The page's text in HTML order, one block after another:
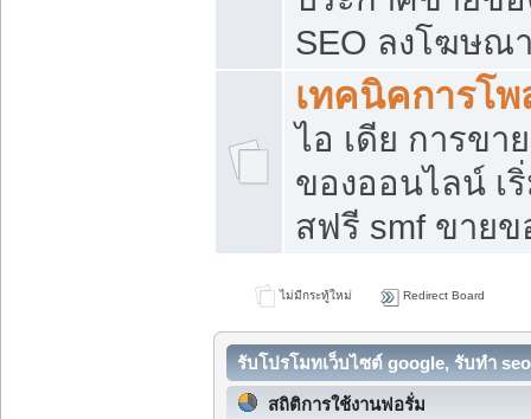
SEO ลงโฆษณ
เทคนิคการโ
ไอ เดีย การขา
ของออนไลน์ เ
สฟรี smf ขาย
ไม่มีกระทู้ใหม่ Redirect Board
รับโปรโมทเว็บไซต์ google, รับทำ
สถิติการใช้งานฟอรั่ม